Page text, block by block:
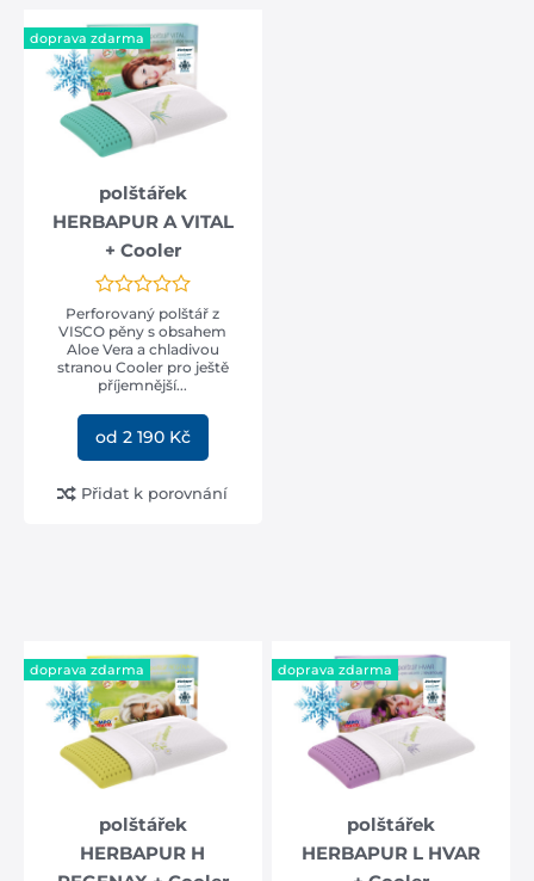
doprava zdarma
polštářek
HERBAPUR A VITAL
+ Cooler
Perforovaný polštář z
VISCO pěny s obsahem
Aloe Vera a chladivou
stranou Cooler pro ještě
příjemnější...
od 2 190 Kč
Přidat k porovnání
FIT STYLE - prodyšná,
ergonomická s
Biogreen a HR pěnou
od 20 cm
od 15 290 Kč
doprava zdarma
polštářek
HERBAPUR H
doprava zdarma
polštářek
HERBAPUR L HVAR